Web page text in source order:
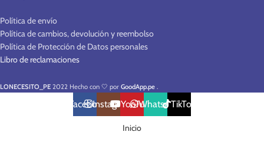
Política de envío
Política de cambios, devolución y reembolso
Política de Protección de Datos personales
Libro de reclamaciones
LONECESITO_PE 2022 Hecho con 🤍 por GoodApp.pe .
FacebookInstagramYouTubeWhatsAppTikTok
Inicio